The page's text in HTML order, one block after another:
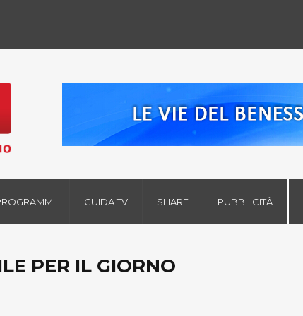
GUIDA TV SHARE PUBBLICITÀ
PER IL GIORNO